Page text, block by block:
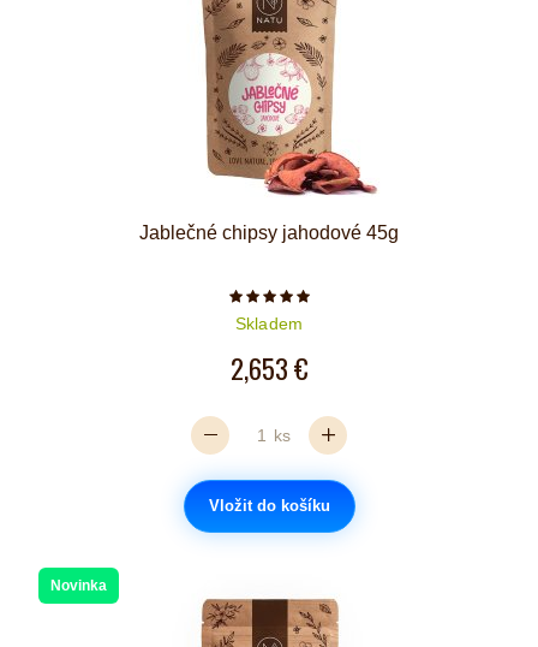
Jablečné chipsy jahodové 45g
Počet hvězdiček je 5 z 5
Skladem
2,653 €
ks
Vložit do košíku
Novinka